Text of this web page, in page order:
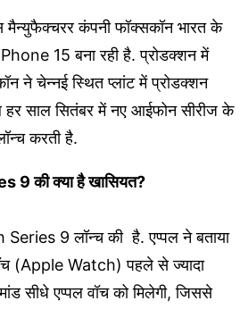
मैन्युफैक्चरर कंपनी फॉक्सकॉन भारत के
15 बना रही है. प्रोडक्शन में
ने चेन्नई स्थित प्लांट में प्रोडक्शन
हर साल सितंबर में नए आईफोन सीरीज के
करती है.
की क्या है खासियत?
9 लॉन्च की है. एप्पल ने बताया
(Apple Watch) पहले से ज्‍यादा
सीधे एप्पल वॉच को मिलेगी, जिससे